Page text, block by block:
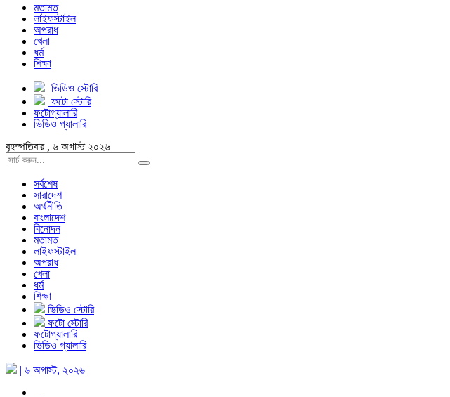
মতামত
লাইফস্টাইল
অপরাধ
খেলা
ধর্ম
শিক্ষা
ভিডিও স্টোরি
ফটো স্টোরি
ফটোগ্যালারি
ভিডিও গ্যালারি
বৃহস্পতিবার , ৬ অগাস্ট ২০২৬
সর্বশেষ
সারাদেশ
অর্থনীতি
বাংলাদেশ
বিনোদন
মতামত
লাইফস্টাইল
অপরাধ
খেলা
ধর্ম
শিক্ষা
ভিডিও স্টোরি
ফটো স্টোরি
ফটোগ্যালারি
ভিডিও গ্যালারি
| ৬ অগাস্ট, ২০২৬